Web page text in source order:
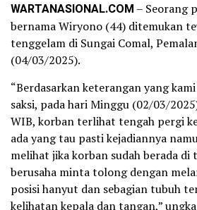
WARTANASIONAL.COM – Seorang
bernama Wiryono (44) ditemukan
tenggelam di Sungai Comal,
(04/03/2025).
“Berdasarkan keterangan yang
saksi, pada hari Minggu (02/03/
WIB, korban terlihat tengah pergi
ada yang tau pasti kejadiannya
melihat jika korban sudah berada di
berusaha minta tolong dengan
posisi hanyut dan sebagian tubuh
kelihatan kepala dan tangan,”